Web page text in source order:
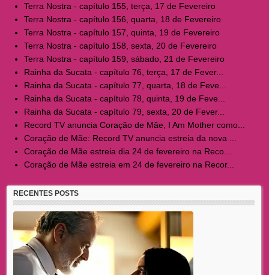
Terra Nostra - capítulo 155, terça, 17 de Fevereiro
Terra Nostra - capítulo 156, quarta, 18 de Fevereiro
Terra Nostra - capítulo 157, quinta, 19 de Fevereiro
Terra Nostra - capítulo 158, sexta, 20 de Fevereiro
Terra Nostra - capítulo 159, sábado, 21 de Fevereiro
Rainha da Sucata - capítulo 76, terça, 17 de Fever...
Rainha da Sucata - capítulo 77, quarta, 18 de Feve...
Rainha da Sucata - capítulo 78, quinta, 19 de Feve...
Rainha da Sucata - capítulo 79, sexta, 20 de Fever...
Record TV anuncia Coração de Mãe, I Am Mother como...
Coração de Mãe: Record TV anuncia estreia da nova ...
Coração de Mãe estreia dia 24 de fevereiro na Reco...
Coração de Mãe estreia em 24 de fevereiro na Recor...
RECENTES POSTS